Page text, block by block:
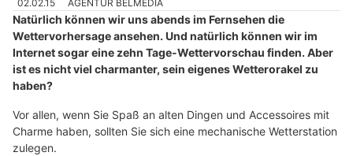
02.02.15 AGENTUR BELMEDIA
Natürlich können wir uns abends im Fernsehen die
Wettervorhersage ansehen. Und natürlich können wir im
Internet sogar eine zehn Tage-Wettervorschau finden. Aber
ist es nicht viel charmanter, sein eigenes Wetterorakel zu
haben?
Vor allen, wenn Sie Spaß an alten Dingen und Accessoires mit
Charme haben, sollten Sie sich eine mechanische Wetterstation
zulegen.